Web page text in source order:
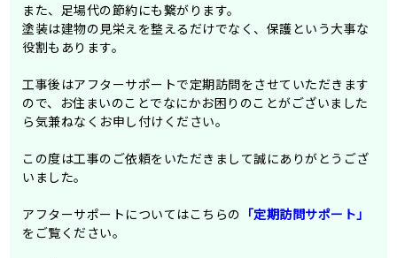
また、足場代の節約にも繋がります。
塗装は建物の見栄えを整えるだけでなく、保護という大事な
役割もあります。
工事後はアフターサポートで定期訪問をさせていただきます
ので、お住まいのことでなにかお困りのことがございました
ら気兼ねなくお申し付けください。
この度は工事のご依頼をいただきまして誠にありがとうござ
いました。
アフターサポートについてはこちらの 「定期訪問サポート」
をご覧ください。